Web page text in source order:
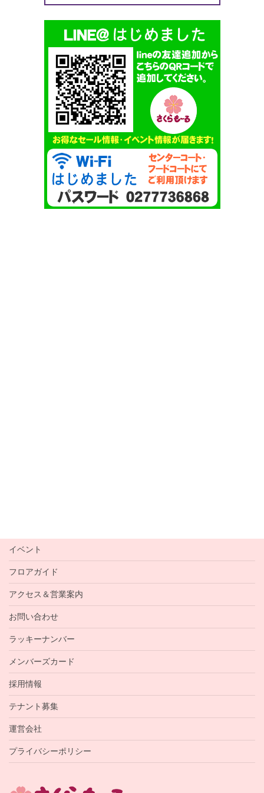
イベント
フロアガイド
アクセス＆営業案内
お問い合わせ
ラッキーナンバー
メンバーズカード
採用情報
テナント募集
運営会社
プライバシーポリシー